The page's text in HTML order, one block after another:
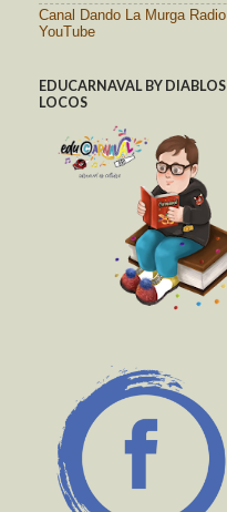
Canal Dando La Murga Radio
YouTube
EDUCARNAVAL BY DIABLOS
LOCOS